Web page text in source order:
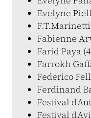
Evelyne
F.T.Marinetti
Fabienne
Farid Paya
Farrokh
Federico
Ferdinand
Festival
Festival